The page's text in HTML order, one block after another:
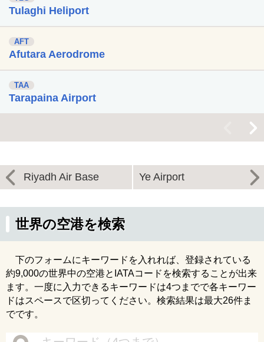
Tulaghi Heliport
AFT
Afutara Aerodrome
TAA
Tarapaina Airport
Riyadh Air Base Ye Airport
世界の空港を検索
下のフォームにキーワードを入れれば、登録されている
約9,000の世界中の空港とIATAコードを検索することが出来
ます。一度に入力できるキーワードは4つまでで各キーワー
ドはスペースで区切ってください。検索結果は最大26件ま
でです。